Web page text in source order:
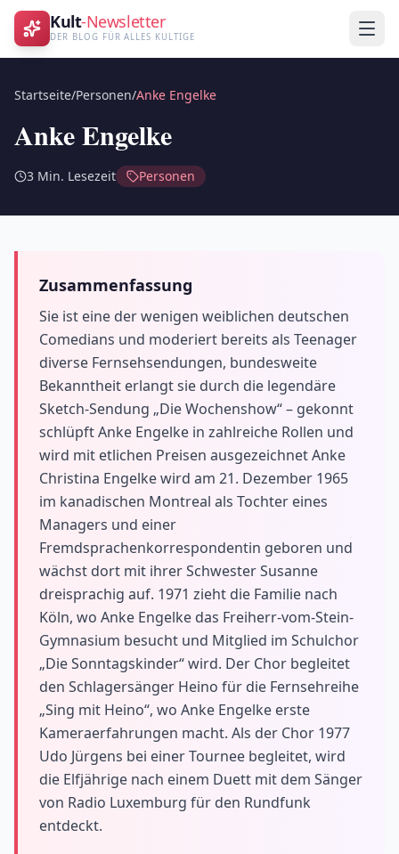
Kult-Newsletter
DER BLOG FÜR ALLES KULTIGE
Startseite/Personen/Anke Engelke
Anke Engelke
3 Min. Lesezeit Personen
Zusammenfassung
Sie ist eine der wenigen weiblichen deutschen
Comedians und moderiert bereits als Teenager
diverse Fernsehsendungen, bundesweite
Bekanntheit erlangt sie durch die legendäre
Sketch-Sendung „Die Wochenshow“ – gekonnt
schlüpft Anke Engelke in zahlreiche Rollen und
wird mit etlichen Preisen ausgezeichnet Anke
Christina Engelke wird am 21. Dezember 1965
im kanadischen Montreal als Tochter eines
Managers und einer
Fremdsprachenkorrespondentin geboren und
wächst dort mit ihrer Schwester Susanne
dreisprachig auf. 1971 zieht die Familie nach
Köln, wo Anke Engelke das Freiherr-vom-Stein-
Gymnasium besucht und Mitglied im Schulchor
„Die Sonntagskinder“ wird. Der Chor begleitet
den Schlagersänger Heino für die Fernsehreihe
„Sing mit Heino“, wo Anke Engelke erste
Kameraerfahrungen macht. Als der Chor 1977
Udo Jürgens bei einer Tournee begleitet, wird
die Elfjährige nach einem Duett mit dem Sänger
von Radio Luxemburg für den Rundfunk
entdeckt.